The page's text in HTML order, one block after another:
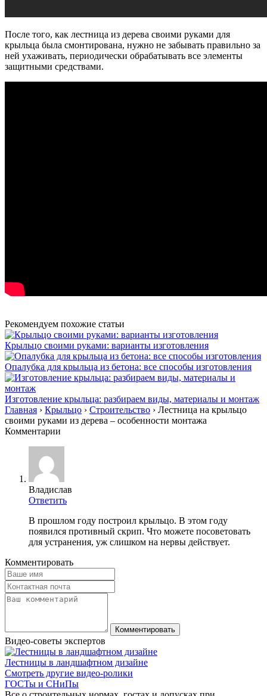
После того, как лестница из дерева своими руками для
крыльца была смонтирована, нужно не забывать правильно за
ней ухаживать, периодически обрабатывать все элементы
защитными средствами.
Рекомендуем похожие статьи
Крыльцо своими руками: варианты изготовления
Опалубка для крыльца из бетона: все способы изготовления
Изготовление крыльца: разбираем виды, материалы и монтаж
Главная › Крыльцо › Строительство › Лестница на крыльцо
своими руками из дерева – особенности монтажа
Комментарии
Владислав
Ответить
В прошлом году построил крыльцо. В этом году
появился противный скрип. Что можете посоветовать
для устранения, уж слишком на нервы действует.
Комментировать
Видео-советы экспертов
Лестницы в ландшафтном дизайне
Смотреть другие видео-ролики
ГОСТы и СНиПы